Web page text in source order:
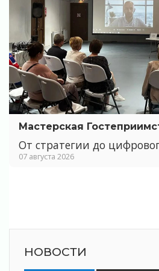
Мастерская
От стратегии до
07 августа 2026
НОВОСТИ